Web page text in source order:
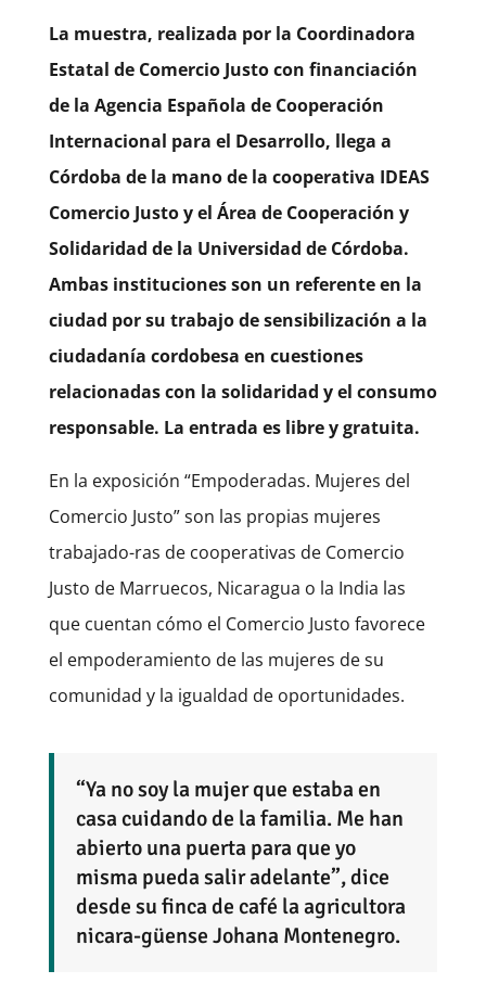
La muestra, realizada por la Coordinadora
Estatal de Comercio Justo con financiación
de la Agencia Española de Cooperación
Internacional para el Desarrollo, llega a
Córdoba de la mano de la cooperativa IDEAS
Comercio Justo y el Área de Cooperación y
Solidaridad de la Universidad de Córdoba.
Ambas instituciones son un referente en la
ciudad por su trabajo de sensibilización a la
ciudadanía cordobesa en cuestiones
relacionadas con la solidaridad y el consumo
responsable. La entrada es libre y gratuita.
En la exposición “Empoderadas. Mujeres del
Comercio Justo” son las propias mujeres
trabajado-ras de cooperativas de Comercio
Justo de Marruecos, Nicaragua o la India las
que cuentan cómo el Comercio Justo favorece
el empoderamiento de las mujeres de su
comunidad y la igualdad de oportunidades.
“Ya no soy la mujer que estaba en
casa cuidando de la familia. Me han
abierto una puerta para que yo
misma pueda salir adelante”, dice
desde su finca de café la agricultora
nicara-güense Johana Montenegro.